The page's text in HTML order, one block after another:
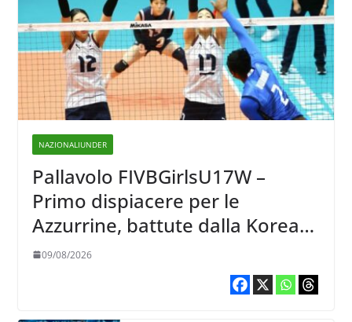
NAZIONALIUNDER
Pallavolo FIVBGirlsU17W –
Primo dispiacere per le
Azzurrine, battute dalla Korea
3-1
09/08/2026